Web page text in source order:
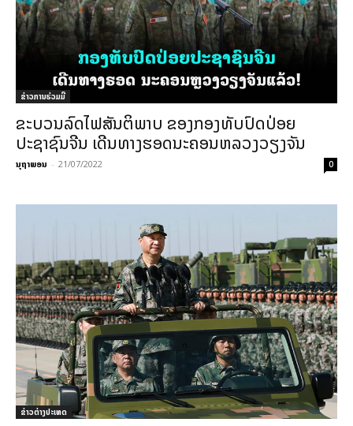
ຂ່າວການຮ່ວມມື
ຂະບວນລົດໄຟສັນຕິພາບ ຂອງກອງທັບປົດປ່ອຍ
ປະຊາຊົນຈີນ ເດີນທາງຮອດນະຄອນຫລວງວຽງຈັນ
ນຸຖາພອນ - 21/07/2022 0
ຂ່າວຕ່າງປະເທດ